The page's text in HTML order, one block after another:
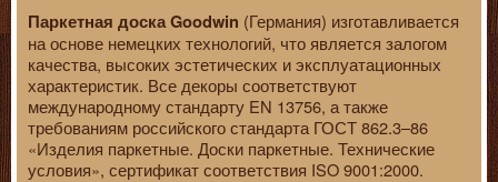
Паркетная доска Goodwin (Германия) изготавливается
на основе немецких технологий, что является залогом
качества, высоких эстетических и эксплуатационных
характеристик. Все декоры соответствуют
международному стандарту EN 13756, а также
требованиям российского стандарта ГОСТ 862.3–86
«Изделия паркетные. Доски паркетные. Технические
условия», сертификат соответствия ISO 9001:2000.